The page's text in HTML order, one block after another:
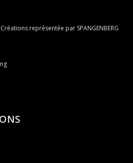
représentée par SPANGENBERG